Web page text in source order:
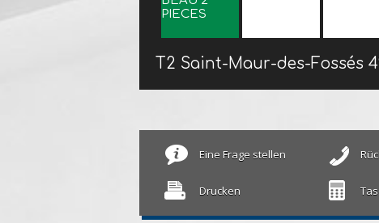
T2 Saint-Maur-des-Fossés
Eine Frage stellen
Drucken